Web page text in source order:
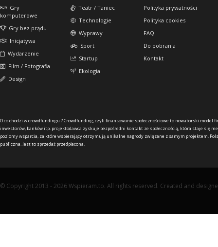
Gry
komputerowe
Gry bez prądu
Inicjatywa
Wydarzenie
Film / Fotografia
Design
Teatr / Taniec
Technologie
Wyprawy
Sport
Startup
Ekologia
Polityka prywatności
Polityka cookies
FAQ
Do pobrania
Kontakt
O co chodzi w crowdfundingu ?Crowdfunding, czyli finansowanie społecznościowe to nowatorski model
inwestorów, banków itp. projektodawca zyskuje bezpośredni kontakt ze społecznością, która staje się
poziomy wsparcia, za które wspierający otrzymują unikalne nagrody związane z samym projektem.
publiczna. Jest to sprzedaż przedpłacona.
© Copyright 2013 - 2026 Wspieram.to. All rights reserved. Created and